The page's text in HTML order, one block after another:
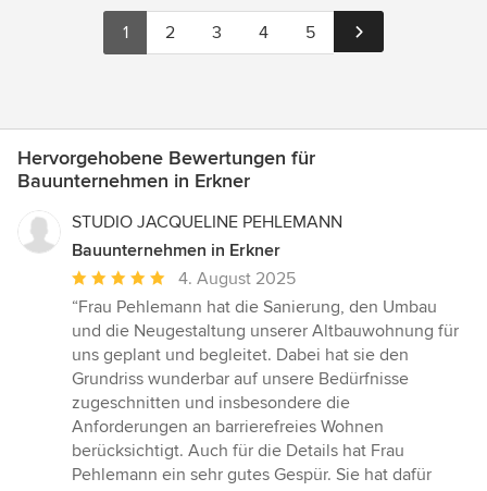
1 2 3 4 5
Hervorgehobene Bewertungen für
Bauunternehmen in Erkner
STUDIO JACQUELINE PEHLEMANN
Bauunternehmen in Erkner
Durchschnittliche
Bewertung:
5
von
5
Sternen
4. August 2025
“Frau Pehlemann hat die Sanierung, den Umbau
und die Neugestaltung unserer Altbauwohnung für
uns geplant und begleitet. Dabei hat sie den
Grundriss wunderbar auf unsere Bedürfnisse
zugeschnitten und insbesondere die
Anforderungen an barrierefreies Wohnen
berücksichtigt. Auch für die Details hat Frau
Pehlemann ein sehr gutes Gespür. Sie hat dafür